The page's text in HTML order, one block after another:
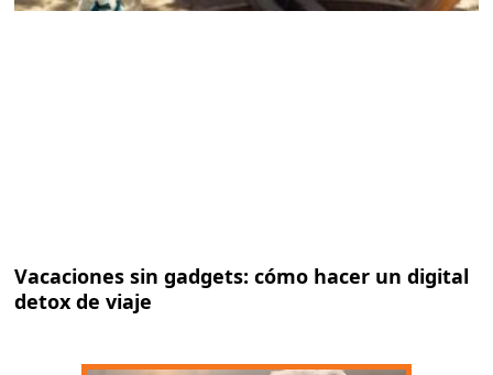
Vacaciones sin gadgets: cómo hacer un digital
detox de viaje